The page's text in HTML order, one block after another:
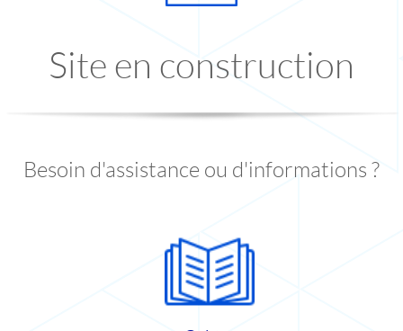
Site en construction
Besoin d'assistance ou d'informations ?